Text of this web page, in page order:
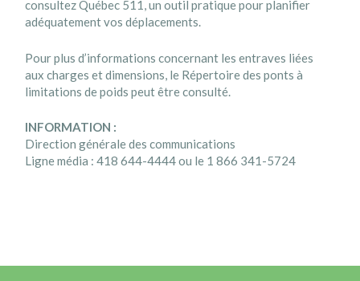
consultez Québec 511, un outil pratique pour planifier
adéquatement vos déplacements.
Pour plus d’informations concernant les entraves liées
aux charges et dimensions, le Répertoire des ponts à
limitations de poids peut être consulté.
INFORMATION :
Direction générale des communications
Ligne média : 418 644-4444 ou le 1 866 341-5724